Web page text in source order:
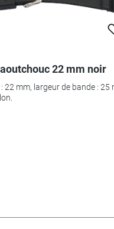
22 mm noir
22 mm, largeur de bande : 25